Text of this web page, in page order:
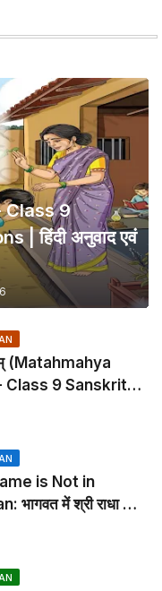
Class 9
| हिंदी अनुवाद एवं
(Matahmahya
Class 9 Sanskrit
&
is Not in
भागवत में श्री राधा का